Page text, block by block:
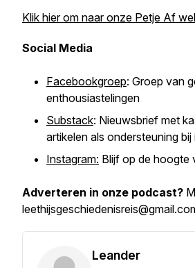
Klik hier om naar onze Petje Af
Social Media
Facebookgroep: Groep van
enthousiastelingen
Substack: Nieuwsbrief met
artikelen als ondersteuning
Instagram: Blijf op de hoogte
Adverteren in onze podcast?
Leander